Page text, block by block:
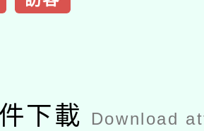
下載 Download